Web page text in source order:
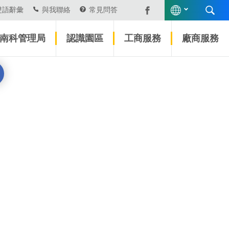
語辭彙 與我聯絡 常見問答
南科管理局 認識園區 工商服務 廠商服務